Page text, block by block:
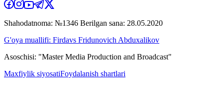
Shahodatnoma: №1346 Berilgan sana: 28.05.2020
G'oya muallifi: Firdavs Fridunovich Abduxalikov
Asoschisi: "Master Media Production and Broadcast"
Maxfiylik siyosatiFoydalanish shartlari